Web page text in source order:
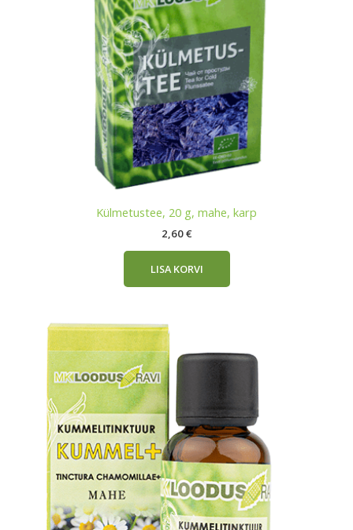
Külmetustee, 20 g, mahe, karp
2,60€
LISA KORVI